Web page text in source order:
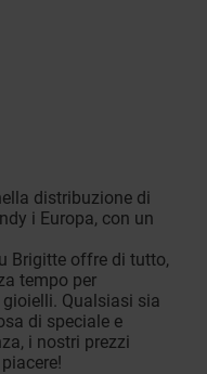
distribuzione di
i Europa, con un
Brigitte offre di tutto,
tempo per
Qualsiasi sia
di speciale e
i nostri prezzi